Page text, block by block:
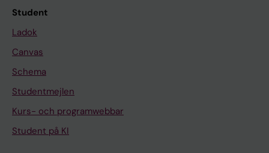
Student
Ladok
Canvas
Schema
Studentmejlen
Kurs- och programwebbar
Student på KI